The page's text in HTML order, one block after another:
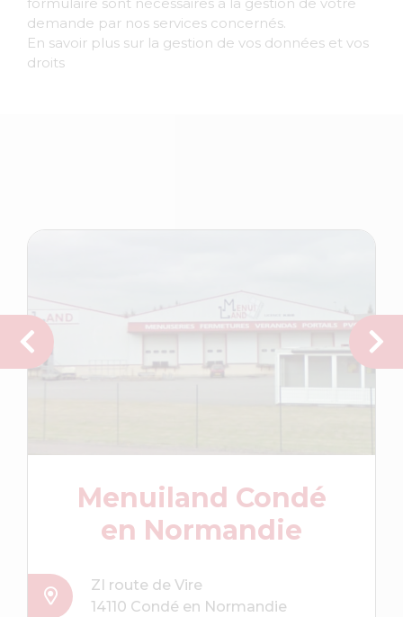
demande par nos services concernés.
En savoir plus sur la gestion de vos données et vos
droits
Menuiland Condé
en Normandie
ZI route de Vire
14110 Condé en Normandie